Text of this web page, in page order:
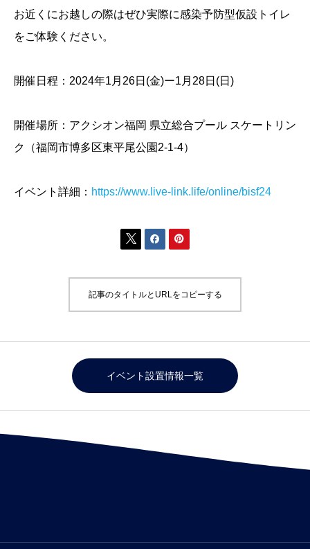
お近くにお越しの際はぜひ実際に感染予防型仮設トイレ
をご体験ください。
開催日程：2024年1月26日(金)ー1月28日(日)
開催場所：アクシオン福岡 県立総合プール スケートリン
ク（福岡市博多区東平尾公園2-1-4）
イベント詳細： https://www.live-link.life/online/bisf24
  
記事のタイトルとURLをコピーする
イベント設置情報一覧